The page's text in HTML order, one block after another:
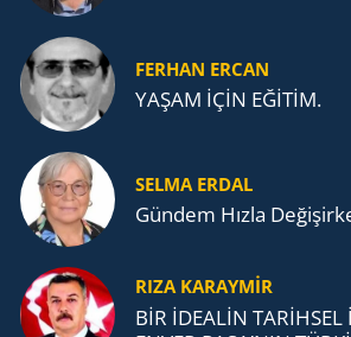
FERHAN ERCAN
YAŞAM İÇİN EĞİTİM.
SELMA ERDAL
Gündem Hızla
RIZA KARAYMIR
BİR İDEALİN